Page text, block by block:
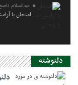
عبدالسلام
امتحان با
دلنوشته